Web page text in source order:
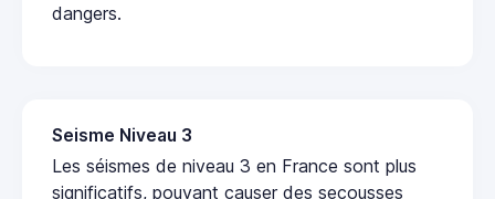
dangers.
Seisme Niveau 3
Les séismes de niveau 3 en France sont plus
significatifs, pouvant causer des secousses